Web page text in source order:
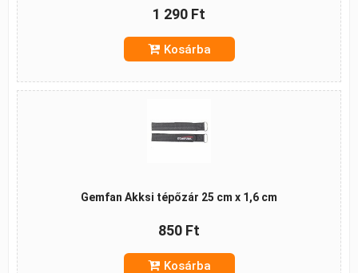
1 290 Ft
Kosárba
Gemfan Akksi tépőzár 25 cm x 1,6 cm
850 Ft
Kosárba